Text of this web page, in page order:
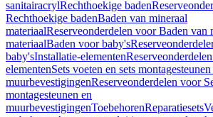
sanitairacrylRechthoekige baden
Rechthoekige badenBaden van mineraal
materiaalReserveonderdelen voor Baden van
materiaalBaden voor baby's
baby'sInstallatie-elementen
elementenSets voeten en sets montagesteunen
muurbevestigingenReserveonderdelen voor
montagesteunen en
muurbevestigingenToebehorenReparatiesets